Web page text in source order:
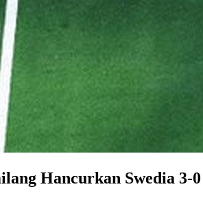
Hancurkan Swedia 3-